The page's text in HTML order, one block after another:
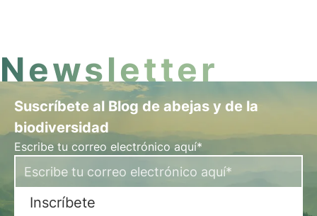
Newsletter
Suscríbete al Blog de abejas y de la
biodiversidad
Escribe tu correo electrónico aquí*
Inscríbete